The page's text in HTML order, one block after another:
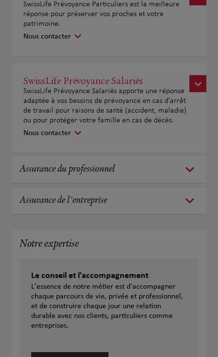
SwissLife Prévoyance Particuliers est la meilleure
réponse pour préserver vos proches et votre
patrimoine.
Nous contacter
SwissLife Prévoyance Salariés
SwissLife Prévoyance Salariés apporte une réponse
adaptée à vos besoins de prévoyance en cas d'arrêt
de travail pour raisons de santé (accident, maladie)
ou pour protéger votre famille en cas de décès.
Nous contacter
Assurance du professionnel
Assurance de l'entreprise
Notre expertise
Le conseil et l'accompagnement
L'essence de notre métier est d'accompagner
chaque parcours de vie, privée et professionnel,
et de construire chaque jour une relation
durable avec nos clients, particuliers comme
entreprises.